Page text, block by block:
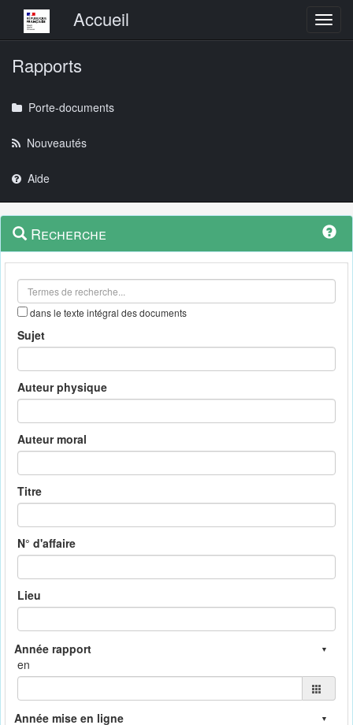
Menu principalAccueil
Rapports
Porte-documents
Nouveautés
Aide
Navigation
outils
Menu
contextuel
Recherche
dans le texte intégral des documents
Sujet
Auteur physique
Auteur moral
Titre
N° d'affaire
Lieu
en